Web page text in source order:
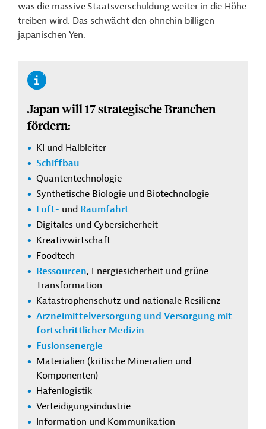
was die massive Staatsverschuldung weiter in die Höhe
treiben wird. Das schwächt den ohnehin billigen
japanischen Yen.
Japan will 17 strategische Branchen
fördern:
KI und Halbleiter
Schiffbau
Quantentechnologie
Synthetische Biologie und Biotechnologie
Luft- und Raumfahrt
Digitales und Cybersicherheit
Kreativwirtschaft
Foodtech
Ressourcen, Energiesicherheit und grüne
Transformation
Katastrophenschutz und nationale Resilienz
Arzneimittelversorgung und Versorgung mit
fortschrittlicher Medizin
Fusionsenergie
Materialien (kritische Mineralien und
Komponenten)
Hafenlogistik
Verteidigungsindustrie
Information und Kommunikation